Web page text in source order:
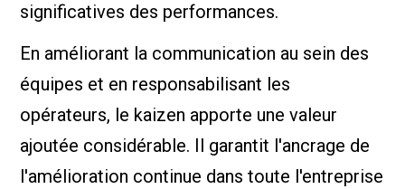
significatives des performances.
En améliorant la communication au sein des
équipes et en responsabilisant les
opérateurs, le kaizen apporte une valeur
ajoutée considérable. Il garantit l'ancrage de
l'amélioration continue dans toute l'entreprise